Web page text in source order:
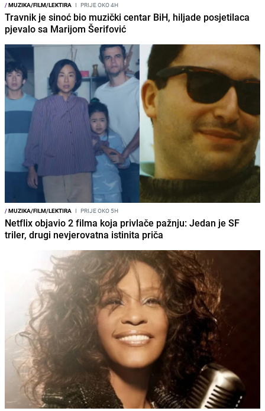
/MUZIKA/FILM/LEKTIRA I PRIJE OKO 4H
Travnik je sinoć bio muzički centar BiH, hiljade posjetilaca
pjevalo sa Marijom Šerifović
/MUZIKA/FILM/LEKTIRA I PRIJE OKO 5H
Netflix objavio 2 filma koja privlače pažnju: Jedan je SF
triler, drugi nevjerovatna istinita priča